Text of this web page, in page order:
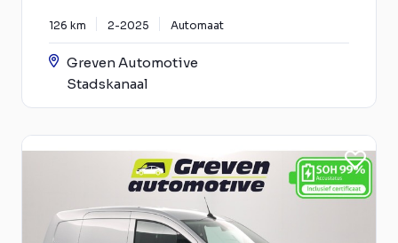
126 km 2-2025 Automaat
Greven Automotive
Stadskanaal